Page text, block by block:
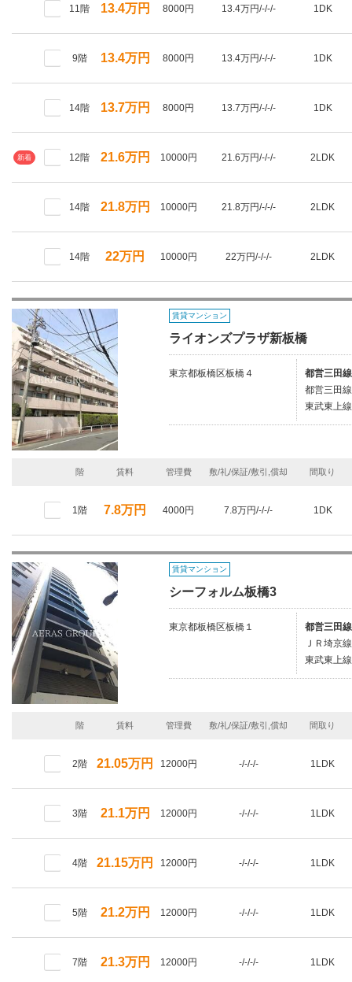
11階 13.4万円 8000円 13.4万円/-/-/- 1DK
9階 13.4万円 8000円 13.4万円/-/-/- 1DK
14階 13.7万円 8000円 13.7万円/-/-/- 1DK
新着 12階 21.6万円 10000円 21.6万円/-/-/- 2LDK
14階 21.8万円 10000円 21.8万円/-/-/- 2LDK
14階 22万円 10000円 22万円/-/-/- 2LDK
賃貸マンション
ライオンズプラザ新板橋
東京都板橋区板橋４
都営三田
都営三田
東武東上
階 賃料 管理費 敷/礼/保証/敷引,償却 間取り
1階 7.8万円 4000円 7.8万円/-/-/- 1DK
賃貸マンション
シーフォルム板橋3
東京都板橋区板橋１
都営三田
ＪＲ埼京
東武東上
階 賃料 管理費 敷/礼/保証/敷引,償却 間取り
2階 21.05万円 12000円 -/-/-/- 1LDK
3階 21.1万円 12000円 -/-/-/- 1LDK
4階 21.15万円 12000円 -/-/-/- 1LDK
5階 21.2万円 12000円 -/-/-/- 1LDK
7階 21.3万円 12000円 -/-/-/- 1LDK